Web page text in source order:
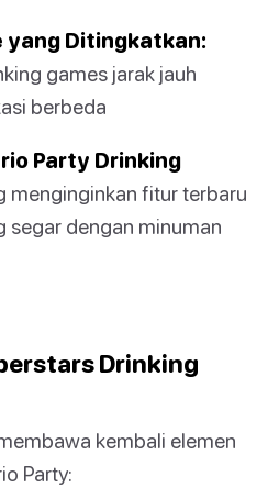
yang Ditingkatkan:
games jarak jauh
berbeda
Party Drinking
menginginkan fitur terbaru
segar dengan minuman
Drinking
kembali elemen
Party: